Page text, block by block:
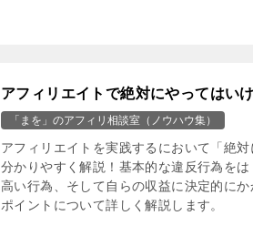
アフィリエイトで絶対にやってはい
「まを」のアフィリ相談室（ノウハウ集）
アフィリエイトを実践するにおいて「絶
分かりやすく解説！基本的な違反行為を
高い行為、そして自らの収益に決定的に
ポイントについて詳しく解説します。